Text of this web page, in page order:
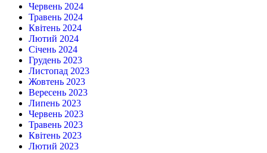
Червень 2024
Травень 2024
Квітень 2024
Лютий 2024
Січень 2024
Грудень 2023
Листопад 2023
Жовтень 2023
Вересень 2023
Липень 2023
Червень 2023
Травень 2023
Квітень 2023
Лютий 2023